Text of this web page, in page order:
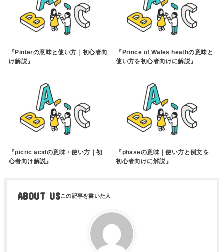
『Pinterの意味と使い方｜初心者向
け解説』
『Prince of Wales heathの意味と
使い方を初心者向けに解説』
『picric acidの意味・使い方｜初
心者向け解説』
『phaseの意味｜使い方と例文を
初心者向けに解説』
ABOUT US